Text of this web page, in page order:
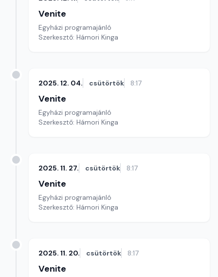
Venite
Egyházi programajánló
Szerkesztő: Hámori Kinga
2025. 12. 04. csütörtök 8:17
Venite
Egyházi programajánló
Szerkesztő: Hámori Kinga
2025. 11. 27. csütörtök 8:17
Venite
Egyházi programajánló
Szerkesztő: Hámori Kinga
2025. 11. 20. csütörtök 8:17
Venite